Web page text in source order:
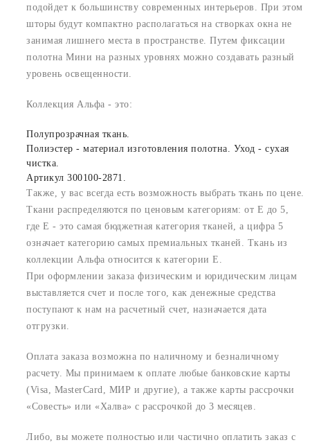
подойдет к большинству современных интерьеров. При этом
шторы будут компактно располагаться на створках окна не
занимая лишнего места в пространстве. Путем фиксации
полотна Мини на разных уровнях можно создавать разный
уровень освещенности.
Коллекция Альфа - это:
Полупрозрачная ткань.
Полиэстер - материал изготовления полотна. Уход - сухая
чистка.
Артикул 300100-2871.
Также, у вас всегда есть возможность выбрать ткань по цене.
Ткани распределяются по ценовым категориям: от E до 5,
где Е - это самая бюджетная категория тканей, а цифра 5
означает категорию самых премиальных тканей. Ткань из
коллекции Альфа относится к категории E.
При оформлении заказа физическим и юридическим лицам
выставляется счет и после того, как денежные средства
поступают к нам на расчетный счет, назначается дата
отгрузки.
Оплата заказа возможна по наличному и безналичному
расчету. Мы принимаем к оплате любые банковские карты
(Visa, MasterCard, МИР и другие), а также карты рассрочки
«Совесть» или «Халва» с рассрочкой до 3 месяцев.
Либо, вы можете полностью или частично оплатить заказ с